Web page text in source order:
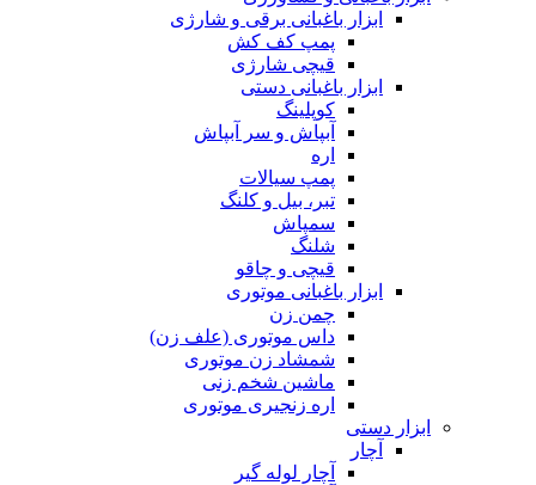
ابزار باغبانی برقی و شارژی
پمپ کف کش
قیچی شارژی
ابزار باغبانی دستی
کوپلینگ
آبپاش و سر آبپاش
اره
پمپ سیالات
تبر، بیل و کلنگ
سمپاش
شلنگ
قیچی و چاقو
ابزار باغبانی موتوری
چمن زن
داس موتوری (علف زن)
شمشاد زن موتوری
ماشین شخم زنی
اره زنجیری موتوری
ابزار دستی
آچار
آچار لوله گیر